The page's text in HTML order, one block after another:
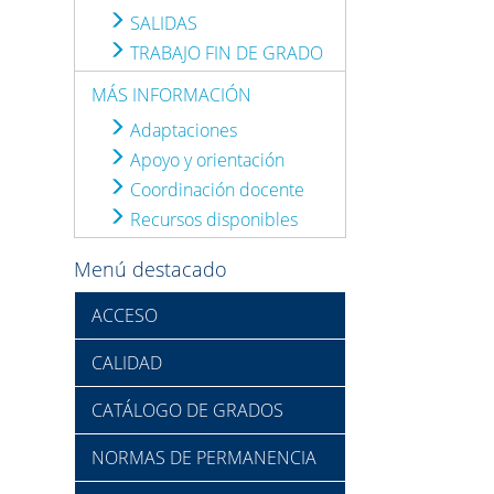
SALIDAS
TRABAJO FIN DE GRADO
MÁS INFORMACIÓN
Adaptaciones
Apoyo y orientación
Coordinación docente
Recursos disponibles
Menú destacado
ACCESO
CALIDAD
CATÁLOGO DE GRADOS
NORMAS DE PERMANENCIA